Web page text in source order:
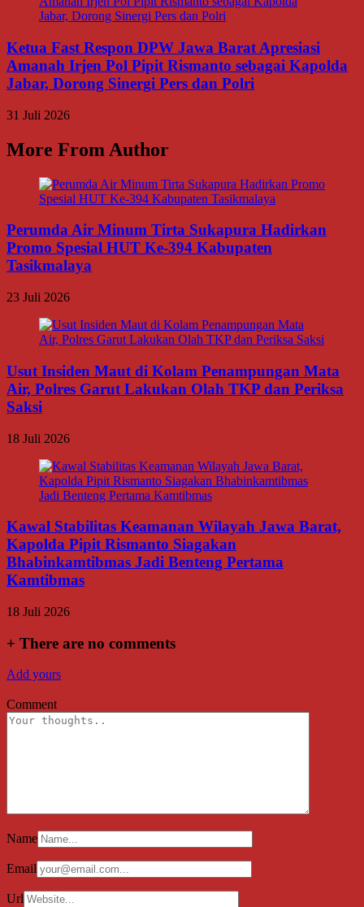
Ketua Fast Respon DPW Jawa Barat Apresiasi
Amanah Irjen Pol Pipit Rismanto sebagai Kapolda
Jabar, Dorong Sinergi Pers dan Polri
31 Juli 2026
More From Author
Perumda Air Minum Tirta Sukapura Hadirkan
Promo Spesial HUT Ke-394 Kabupaten
Tasikmalaya
23 Juli 2026
Usut Insiden Maut di Kolam Penampungan Mata
Air, Polres Garut Lakukan Olah TKP dan Periksa
Saksi
18 Juli 2026
Kawal Stabilitas Keamanan Wilayah Jawa Barat,
Kapolda Pipit Rismanto Siagakan
Bhabinkamtibmas Jadi Benteng Pertama
Kamtibmas
18 Juli 2026
+ There are no comments
Add yours
Comment
Name
Email
Url